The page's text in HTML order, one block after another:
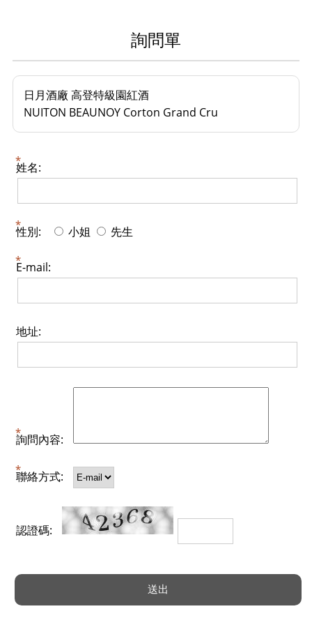
詢問單
日月酒廠 高登特級園紅酒
NUITON BEAUNOY Corton Grand Cru
姓名:
性別: 小姐 先生
E-mail:
地址:
詢問內容:
聯絡方式:
認證碼: